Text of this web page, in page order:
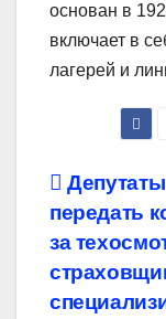
основан в
включает в
лагерей и
по
Депутаты
передать
за